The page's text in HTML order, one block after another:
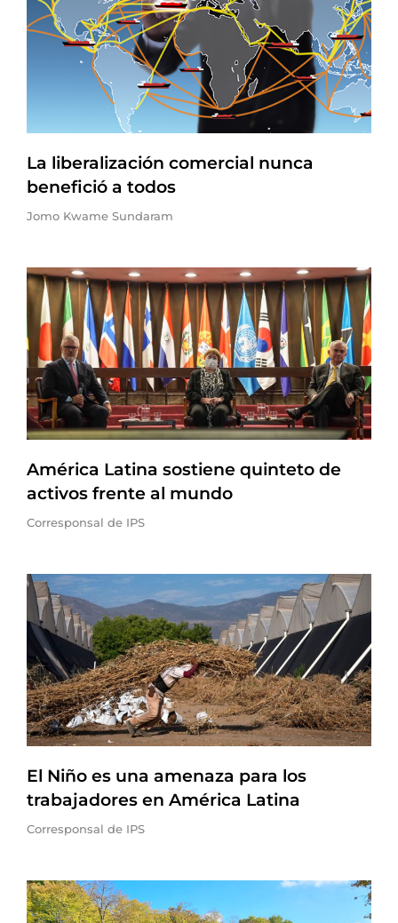
La liberalización comercial nunca
benefició a todos
Jomo Kwame Sundaram
América Latina sostiene quinteto de
activos frente al mundo
Corresponsal de IPS
El Niño es una amenaza para los
trabajadores en América Latina
Corresponsal de IPS